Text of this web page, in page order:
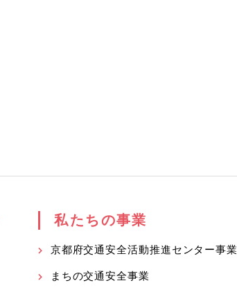
私たちの事業
京都府交通安全活動推進センター事業
まちの交通安全事業